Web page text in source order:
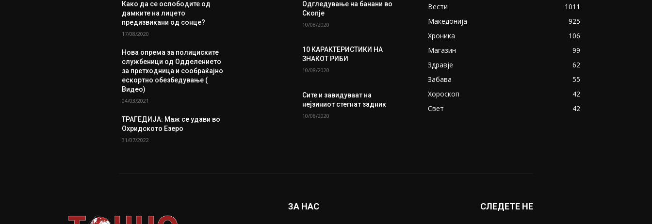
Како да се ослободите од
дамките на лицето
предизвикани од сонце?
17/08/2020
Нова опрема за полициските
службеници од Одделението
за претходница и сообраќајно
ескортно обезбедување (
Видео)
04/03/2021
ТРАГЕДИЈА: Маж се удави во
Охридското Езеро
31/07/2022
Одгледување на банани во
Скопје
10/08/2020
10 КАРАКТЕРИСТИКИ НА
ЗНАКОТ РИБИ
10/08/2020
Сите и завидуваат на
нејзиниот стегнат задник
10/08/2020
Вести
1011
Македонија
925
Хроника
106
Магазин
99
Здравје
62
Забава
55
Хороскоп
42
Свет
42
ЗА НАС СЛЕДЕТЕ НЕ